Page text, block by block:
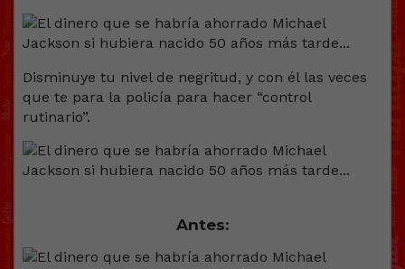
Disminuye tu nivel de negritud, y con él las veces
que te para la policía para hacer “control
rutinario”.
Antes: